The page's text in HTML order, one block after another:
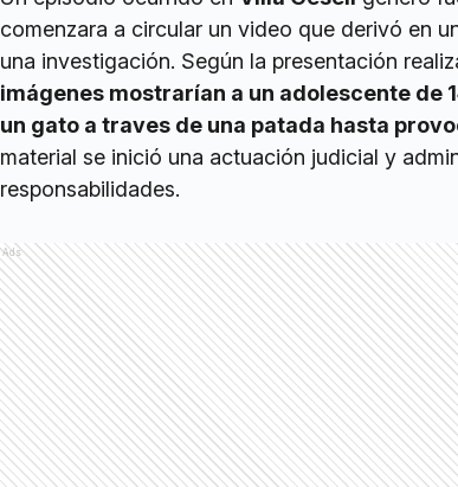
comenzara a circular un video que derivó en
una investigación. Según la presentación
imágenes mostrarían a un adolescente de
un gato a traves de una patada hasta
material se inició una actuación judicial y
responsabilidades.
Ads